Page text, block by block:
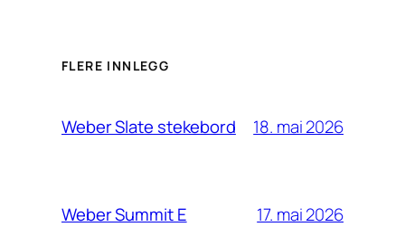
FLERE INNLEGG
Weber Slate stekebord 18. mai 2026
Weber Summit E 17. mai 2026